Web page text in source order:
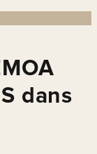
dans